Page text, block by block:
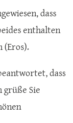
dass
enthalten
(Eros).
dass
grüße Sie